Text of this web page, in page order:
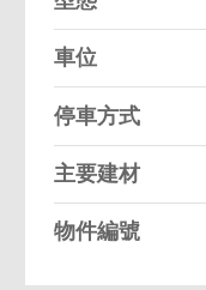
車位
停車方式
主要建材
物件編號